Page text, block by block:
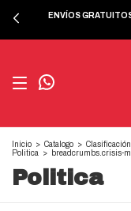
ENVÍOS
Inicio > Catalogo >
Politica
> breadcrumbs.crisis-
Politica